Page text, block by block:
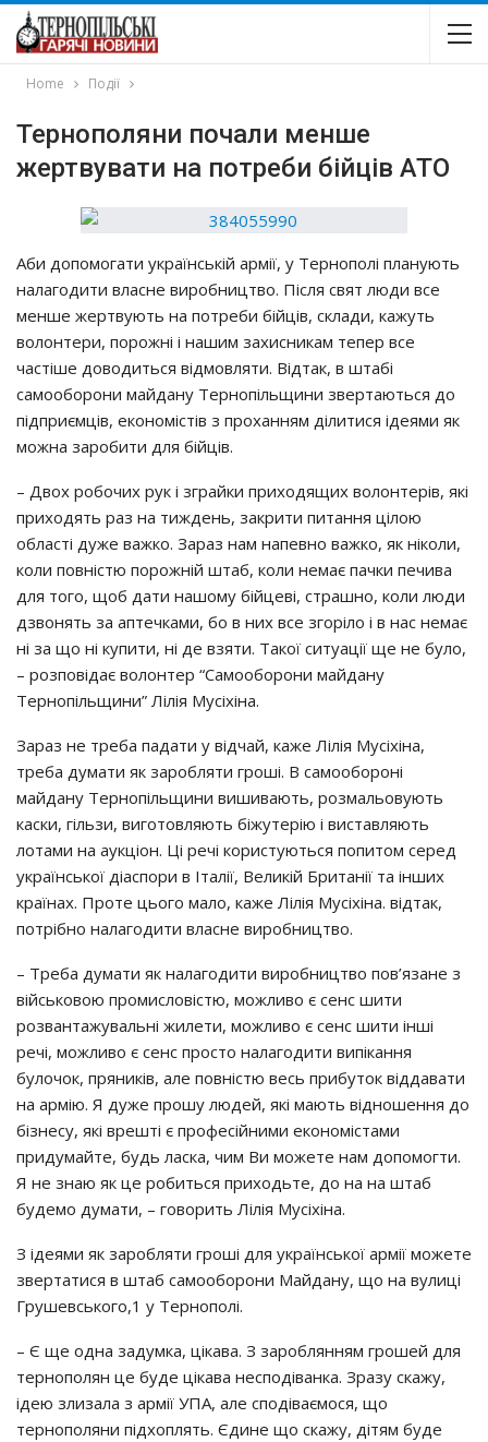
Home Події
Тернополяни почали менше
жертвувати на потреби бійців АТО
Аби допомогати українській армії, у Тернополі планують
налагодити власне виробництво. Після свят люди все
менше жертвують на потреби бійців, склади, кажуть
волонтери, порожні і нашим захисникам тепер все
частіше доводиться відмовляти. Відтак, в штабі
самооборони майдану Тернопільщини звертаються до
підприємців, економістів з проханням ділитися ідеями як
можна заробити для бійців.
– Двох робочих рук і зграйки приходящих волонтерів, які
приходять раз на тиждень, закрити питання цілою
області дуже важко. Зараз нам напевно важко, як ніколи,
коли повністю порожній штаб, коли немає пачки печива
для того, щоб дати нашому бійцеві, страшно, коли люди
дзвонять за аптечками, бо в них все згоріло і в нас немає
ні за що ні купити, ні де взяти. Такої ситуації ще не було,
– розповідає волонтер “Самооборони майдану
Тернопільщини” Лілія Мусіхіна.
Зараз не треба падати у відчай, каже Лілія Мусіхіна,
треба думати як заробляти гроші. В самообороні
майдану Тернопільщини вишивають, розмальовують
каски, гільзи, виготовляють біжутерію і виставляють
лотами на аукціон. Ці речі користуються попитом серед
української діаспори в Італії, Великій Британії та інших
країнах. Проте цього мало, каже Лілія Мусіхіна. відтак,
потрібно налагодити власне виробництво.
– Треба думати як налагодити виробництво пов’язане з
військовою промисловістю, можливо є сенс шити
розвантажувальні жилети, можливо є сенс шити інші
речі, можливо є сенс просто налагодити випікання
булочок, пряників, але повністю весь прибуток віддавати
на армію. Я дуже прошу людей, які мають відношення до
бізнесу, які врешті є професійними економістами
придумайте, будь ласка, чим Ви можете нам допомогти.
Я не знаю як це робиться приходьте, до на на штаб
будемо думати, – говорить Лілія Мусіхіна.
З ідеями як заробляти гроші для української армії можете
звертатися в штаб самооборони Майдану, що на вулиці
Грушевського,1 у Тернополі.
– Є ще одна задумка, цікава. З зароблянням грошей для
тернополян це буде цікава несподіванка. Зразу скажу,
ідею злизала з армії УПА, але сподіваємося, що
тернополяни підхоплять. Єдине що скажу, дітям буде